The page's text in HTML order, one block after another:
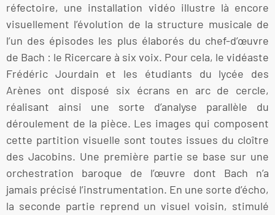
réfectoire, une installation vidéo illustre là encore
visuellement l’évolution de la structure musicale de
l’un des épisodes les plus élaborés du chef-d’œuvre
de Bach : le Ricercare à six voix. Pour cela, le vidéaste
Frédéric Jourdain et les étudiants du lycée des
Arènes ont disposé six écrans en arc de cercle,
réalisant ainsi une sorte d’analyse parallèle du
déroulement de la pièce. Les images qui composent
cette partition visuelle sont toutes issues du cloître
des Jacobins. Une première partie se base sur une
orchestration baroque de l’œuvre dont Bach n’a
jamais précisé l’instrumentation. En une sorte d’écho,
la seconde partie reprend un visuel voisin, stimulé